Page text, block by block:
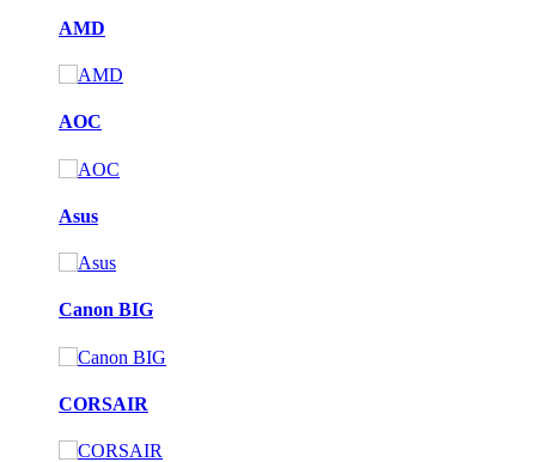
AMD
AOC
Asus
Canon BIG
CORSAIR